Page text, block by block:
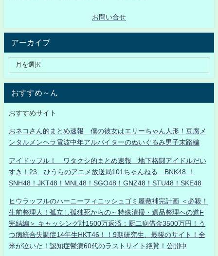
お問い合せ
アーカイブ
おすすめ～ん
おすすめサイト
おネコさん的まとめ速報 僕の彼女はエリーちゃん人形！豆腐メ
ンタルメンヘラ電波中年アルバイターのぬいぐるみ男子末路編
アイドッフル！ ワタクシ的まとめ速報 地下格闘アイドルだい
すき！23 ひうらのアニメ放送局101ちゃんねる BNK48 ！
SNH48！JKT48！MNL48！SGO48！GNZ48！STU48！SKE48
ヒウラッフルのハーニーフィニッシュゴミ屋敷補完計画 ＜必殺！
生前整理人！孤立し孤独死からの～特殊清掃・遺品整理への道F
完結編＞ キャッシング計1500万返済：厨二病借金3500万円！う
つ病統合失調症14年生HKT46！！9期研究生、最後のサイト！全
米が泣いた！認知症鬱病60代のラストサイト絶賛！公開中